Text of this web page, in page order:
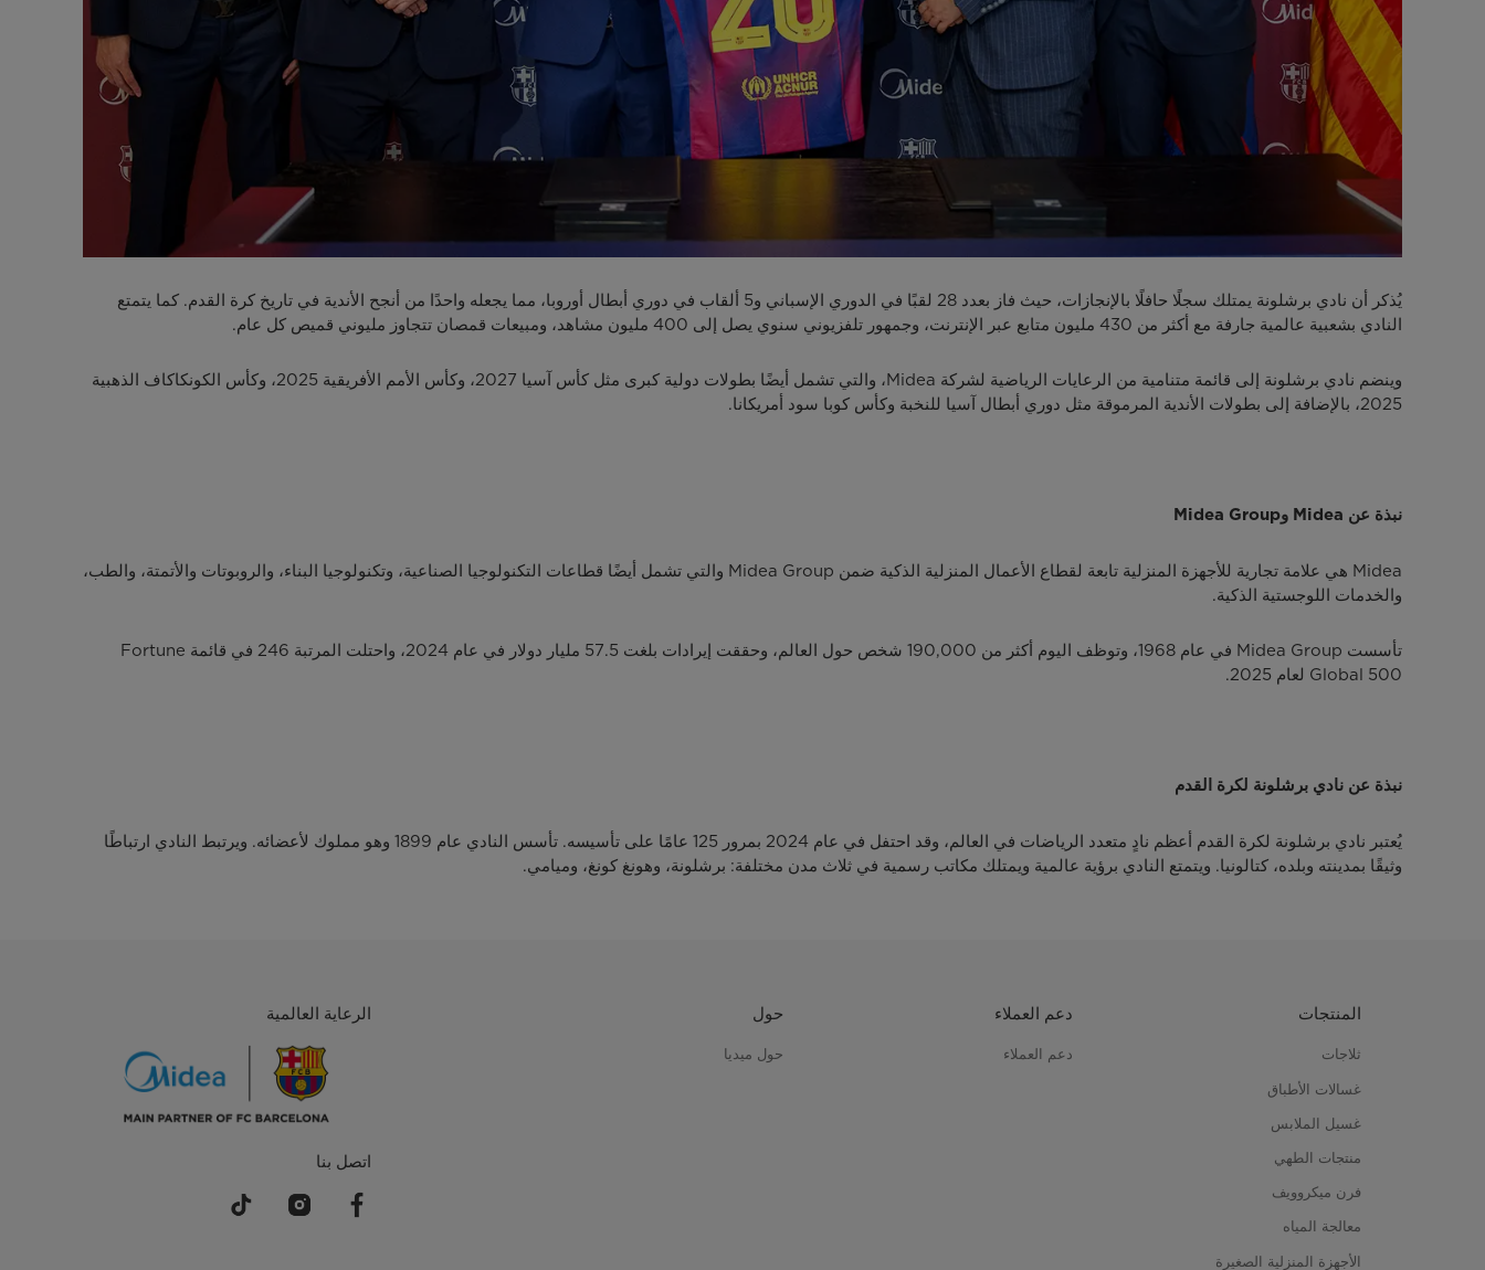
يُذكر أن نادي برشلونة يمتلك سجلًا حافلًا بالإنجازات، حيث فاز بعدد 28 لقبًا في الدوري الإسباني و5 ألقاب في دوري أبطال أوروبا، مما يجعله واحدًا من أنجح الأندية في تاريخ كرة القدم. كما يتمتع
النادي بشعبية عالمية جارفة مع أكثر من 430 مليون متابع عبر الإنترنت، وجمهور تلفزيوني سنوي يصل إلى 400 مليون مشاهد، ومبيعات قمصان تتجاوز مليوني قميص كل عام.
وينضم نادي برشلونة إلى قائمة متنامية من الرعايات الرياضية لشركة Midea، والتي تشمل أيضًا بطولات دولية كبرى مثل كأس آسيا 2027، وكأس الأمم الأفريقية 2025، وكأس الكونكاكاف الذهبية
2025، بالإضافة إلى بطولات الأندية المرموقة مثل دوري أبطال آسيا للنخبة وكأس كوبا سود أمريكانا.
نبذة عن Midea وMidea Group
Midea هي علامة تجارية للأجهزة المنزلية تابعة لقطاع الأعمال المنزلية الذكية ضمن Midea Group والتي تشمل أيضًا قطاعات التكنولوجيا الصناعية، وتكنولوجيا البناء، والروبوتات والأتمتة، والطب،
والخدمات اللوجستية الذكية.
تأسست Midea Group في عام 1968، وتوظف اليوم أكثر من 190,000 شخص حول العالم، وحققت إيرادات بلغت 57.5 مليار دولار في عام 2024، واحتلت المرتبة 246 في قائمة Fortune
Global 500 لعام 2025.
نبذة عن نادي برشلونة لكرة القدم
يُعتبر نادي برشلونة لكرة القدم أعظم نادٍ متعدد الرياضات في العالم، وقد احتفل في عام 2024 بمرور 125 عامًا على تأسيسه. تأسس النادي عام 1899 وهو مملوك لأعضائه. ويرتبط النادي ارتباطًا
وثيقًا بمدينته وبلده، كتالونيا. ويتمتع النادي برؤية عالمية ويمتلك مكاتب رسمية في ثلاث مدن مختلفة: برشلونة، وهونغ كونغ، وميامي.
المنتجات
ثلاجات
غسالات الأطباق
غسيل الملابس
منتجات الطهي
فرن ميكروويف
معالجة المياه
الأجهزة المنزلية الصغيرة
دعم العملاء
دعم العملاء
حول
حول ميديا
الرعاية العالمية
اتصل بنا